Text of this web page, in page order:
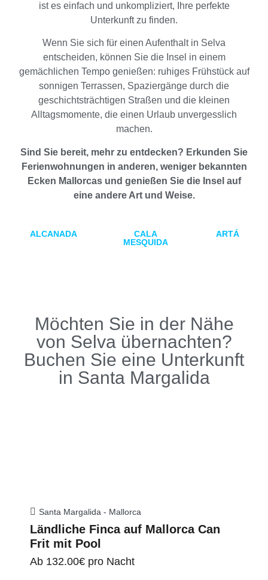
ist es einfach und unkompliziert, Ihre perfekte
Unterkunft zu finden.
Wenn Sie sich für einen Aufenthalt in Selva
entscheiden, können Sie die Insel in einem
gemächlichen Tempo genießen: ruhiges Frühstück auf
sonnigen Terrassen, Spaziergänge durch die
geschichtsträchtigen Straßen und die kleinen
Alltagsmomente, die einen Urlaub unvergesslich
machen.
Sind Sie bereit, mehr zu entdecken? Erkunden Sie
Ferienwohnungen in anderen, weniger bekannten
Ecken Mallorcas und genießen Sie die Insel auf
eine andere Art und Weise.
CALA
MESQUIDA
ARTÁ
ALCANADA
Möchten Sie in der Nähe
von Selva übernachten?
Buchen Sie eine Unterkunft
in Santa Margalida
Santa Margalida - Mallorca
Ländliche Finca auf Mallorca Can
Frit mit Pool
Ab 132.00€ pro Nacht